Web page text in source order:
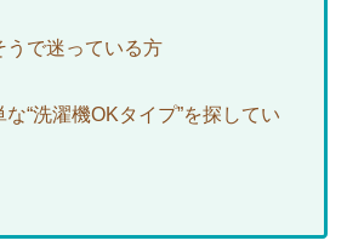
うで迷っている方
“洗濯機OKタイプ”を探してい